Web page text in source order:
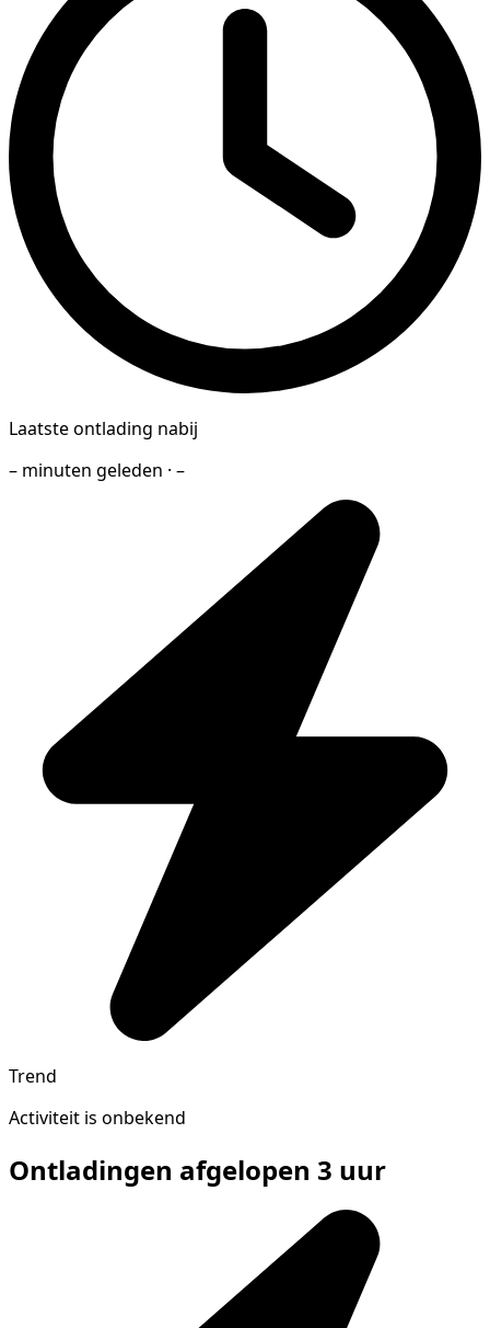
Laatste ontlading nabij
– minuten geleden · –
Trend
Activiteit is onbekend
Ontladingen afgelopen 3 uur